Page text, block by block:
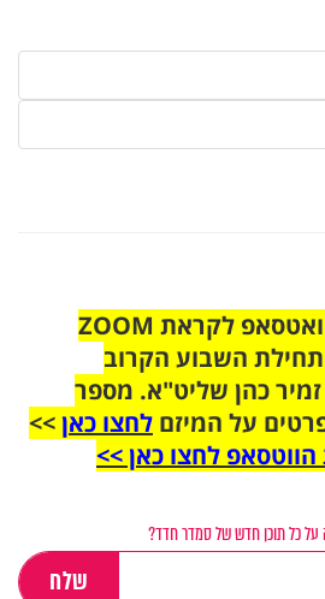
הצטרפו לקבוצת הוואטסאפ לקראת ZOOM
השבוע הקרוב
כהן שליט"א. מספר
על המיזם לחצו כאן>>
לחצו כאן >>
כל תוכן חדש של סמדר חדד?